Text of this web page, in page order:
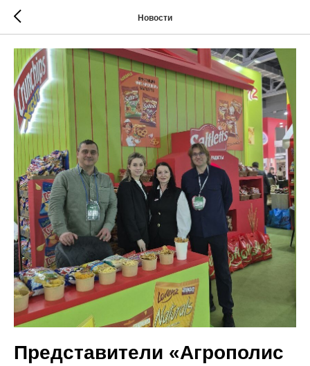
Новости
Представители «Агрополис